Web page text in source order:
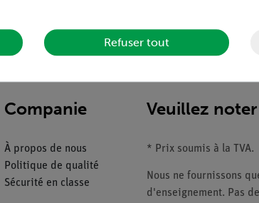
médical. Ce squelette est idéal pour l'étude
Companie
À propos de nous
Politique de qualité
Sécurité en classe
Veuillez noter
* Prix soumis à la TVA.
Nous ne fournissons
d'enseignement. Pas
Refuser tout